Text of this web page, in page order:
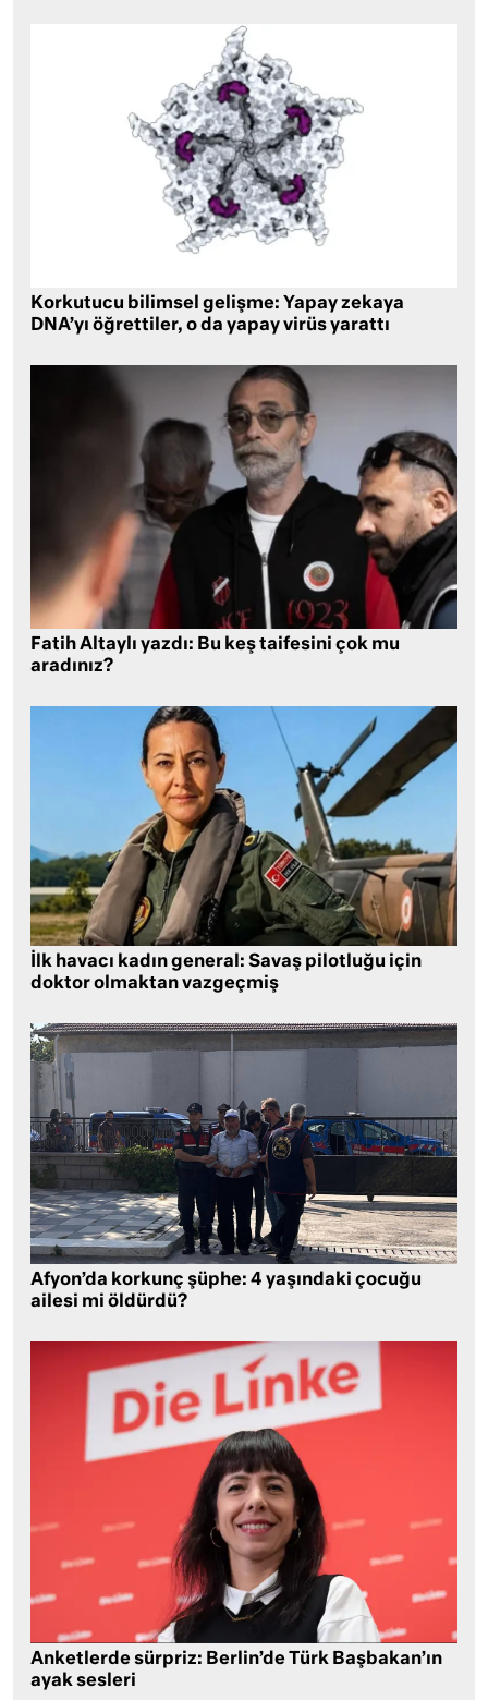
Korkutucu bilimsel gelişme: Yapay zekaya
DNA’yı öğrettiler, o da yapay virüs yarattı
Fatih Altaylı yazdı: Bu keş taifesini çok mu
aradınız?
İlk havacı kadın general: Savaş pilotluğu için
doktor olmaktan vazgeçmiş
Afyon’da korkunç şüphe: 4 yaşındaki çocuğu
ailesi mi öldürdü?
Anketlerde sürpriz: Berlin’de Türk Başbakan’ın
ayak sesleri